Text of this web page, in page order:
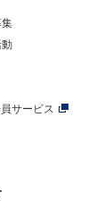
集
動
サービス